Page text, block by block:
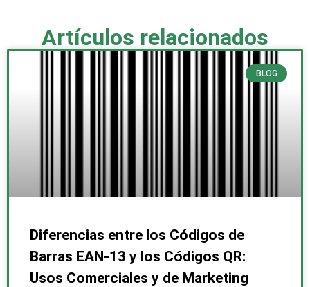
Artículos relacionados
BLOG
Diferencias entre los Códigos de
Barras EAN-13 y los Códigos QR:
Usos Comerciales y de Marketing